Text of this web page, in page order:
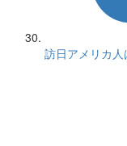
訪日アメリカ